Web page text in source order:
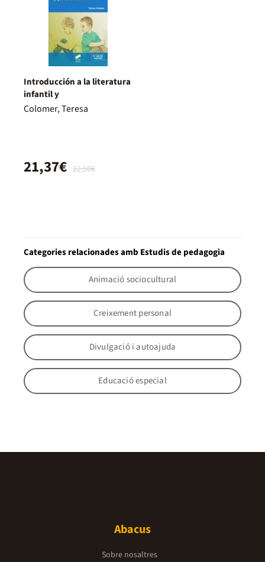
Introducción a la literatura
infantil y
Colomer, Teresa
22,50€
21,37€
Categories relacionades amb Estudis de pedagogia
Animació sociocultural
Creixement personal
Divulgació i autoajuda
Educació especial
Abacus
Sobre nosaltres